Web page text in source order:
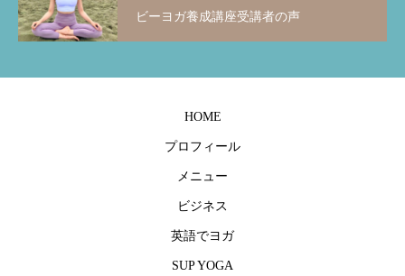
ツ！
が導入されました！」英語でベビーヨガ養
間や雰囲気が絶対
ビーヨガ養成講座受講者の声
HOME
プロフィール
メニュー
ビジネス
英語でヨガ
SUP YOGA